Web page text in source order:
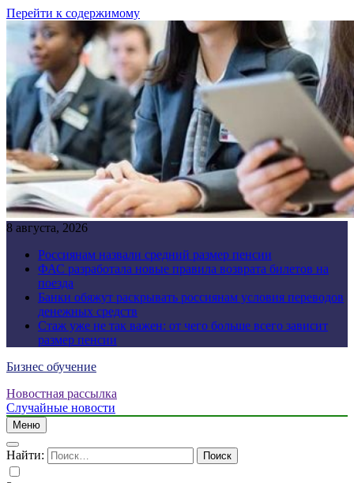
Перейти к содержимому
8 августа, 2026
Россиянам назвали средний размер пенсии
ФАС разработала новые правила возврата билетов на
поезда
Банки обяжут раскрывать россиянам условия переводов
денежных средств
Стаж уже не так важен: от чего больше всего зависит
размер пенсии
Бизнес обучение
Новостная рассылка
Случайные новости
Меню
Найти: